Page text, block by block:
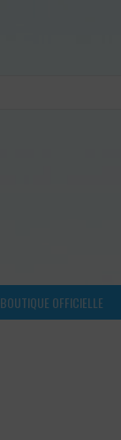
BOUTIQUE OFFICIELLE